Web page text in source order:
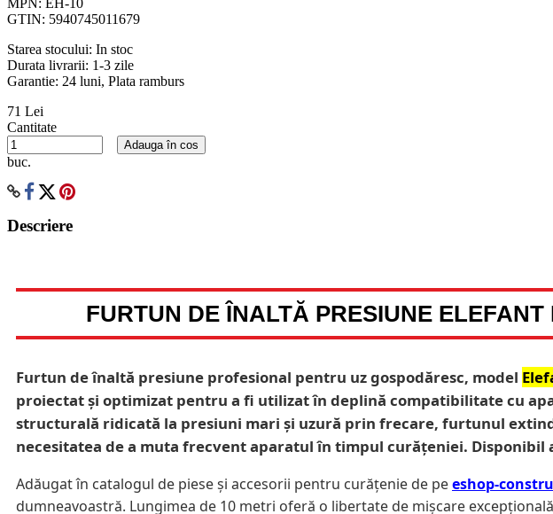
GTIN: 5940745011679
Starea stocului: In stoc
Durata livrarii: 1-3 zile
Garantie: 24 luni, Plata ramburs
71 Lei
Cantitate
buc.
Adauga în cos
Descriere
FURTUN DE ÎNALTĂ PRESIUNE
Furtun de înaltă presiune profesional pentru uz gospodăresc, model
proiectat și optimizat pentru a fi utilizat în deplină compatibilitate cu
structurală ridicată la presiuni mari și uzură prin frecare, furtunul
necesitatea de a muta frecvent aparatul în timpul curățeniei. Disponibil
Adăugat în catalogul de piese și accesorii pentru curățenie de peeshop-
dumneavoastră. Lungimea de 10 metri oferă o libertate de mișcare